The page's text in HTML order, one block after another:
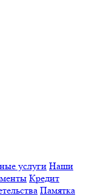
услуги Наши
Кредит
Памятка